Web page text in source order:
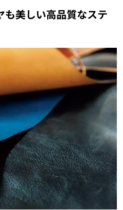
も美しい高品質なステ